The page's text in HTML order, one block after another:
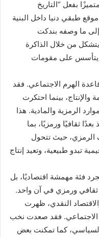
بفعل “التاريخ
طبقي دنيا داخل البنية
إلى ما وصفه بندكت
من خلال الذاكرة
يتأسس على مقومات
الهرم الاجتماعي. فقد
والإنتاج، بينما احتكرت
الرمزية والمادية. هذا
ثقافيًا ورمزيًا، بما
الرمزي، حيث تتحول
تبدو طبيعية، وتعيد إنتاج
فئة مهمشة اقتصاديًا، بل
ورمزي في آن واحد.
النقدي، ظهرت
الاجتماعي. فقد صعدت نخب
كما تمكنت بعض